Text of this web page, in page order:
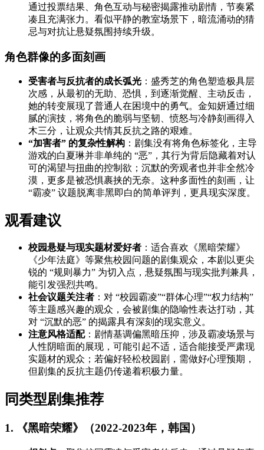
通过投票结果、角色互动与秘密揭露推动剧情，节奏紧
凑且充满张力。看似平静的教室场景下，暗流涌动的猜
忌与对抗让悬疑氛围持续升级。
角色群像的多面刻画
受害者与反抗者的成长弧光 ：盛秀芝的角色塑造极具层
次感，从最初的无助、恐惧，到逐渐觉醒、主动反击，
她的转变展现了普通人在困境中的勇气。金知妍通过细
腻的演技，将角色的脆弱与坚韧、愤怒与冷静刻画得入
木三分，让观众共情其反抗之路的艰难。
“加害者” 的复杂性解构 ：剧集没有将角色标签化，主导
游戏的白夏琳并非单纯的 “恶”，其行为背后隐藏着对认
可的渴望与扭曲的控制欲；沉默的旁观者也并非全然冷
漠，更多是被恐惧裹挟的无奈。这种多面性的刻画，让
“霸凌” 议题脱离非黑即白的简单评判，更具现实深度。
观看建议
校园悬疑与现实题材爱好者 ：适合喜欢《黑暗荣耀》
《少年法庭》等聚焦校园问题的剧集观众，本剧以更尖
锐的 “规则暴力” 为切入点，悬疑氛围与现实批判兼具，
能引发强烈共鸣。
社会议题关注者 ：对 “校园霸凌”“群体心理”“权力结构”
等主题感兴趣的观众，会被剧集的隐喻性表达打动，其
对 “沉默的恶” 的揭露具有深刻的现实意义。
注意风格适配：剧情基调偏黑暗压抑，涉及霸凌场景与
人性阴暗面的展现，可能引起不适，适合能接受严肃现
实题材的观众；若偏好轻松校园剧，需做好心理预期，
但剧集的反抗主题仍传递着积极力量。
同类型剧集推荐
1. 《黑暗荣耀》（2022-2023年，韩国）